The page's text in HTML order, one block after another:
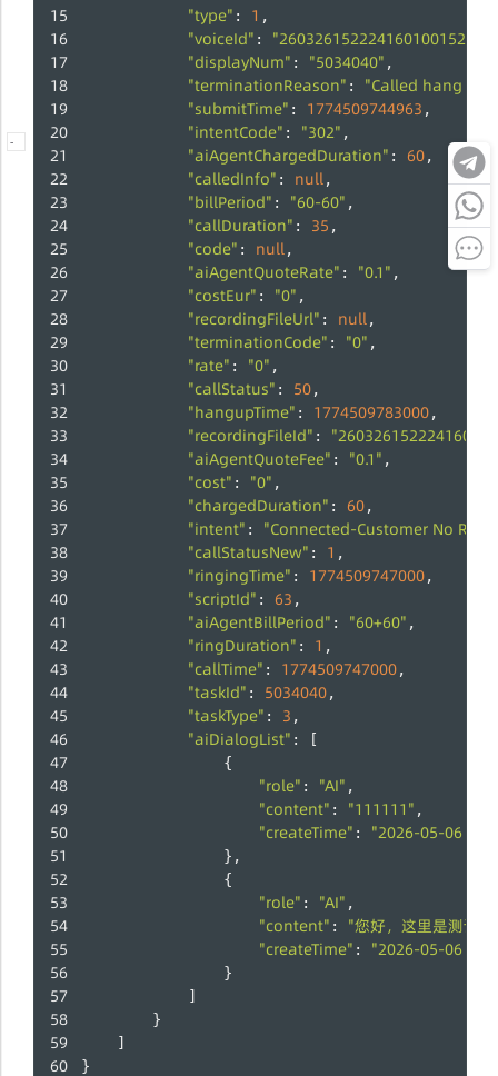
-
"type" : 1 ,
"voiceId" : "260326152224160100152"
"displayNum" : "5034040" ,
"terminationReason" : "Called hang up"
"submitTime" : 1774509744963 ,
"intentCode" : "302" ,
"aiAgentChargedDuration" : 60,
"calledInfo" : null,
"billPeriod" : "60-60" ,
"callDuration" : 35 ,
"code" : null,
"aiAgentQuoteRate" : "0.1" ,
"costEur" : "0" ,
"recordingFileUrl" : null,
"terminationCode" : "0" ,
"rate" : "0" ,
"callStatus" : 50,
"hangupTime" : 1774509783000,
"recordingFileId" :
"aiAgentQuoteFee" : "0.1" ,
"cost" : "0" ,
"chargedDuration" : 60,
"intent" : "Connected-Customer No
"callStatusNew" : 1 ,
"ringingTime" : 1774509747000,
"scriptId" : 63 ,
"aiAgentBillPeriod" : "60+60" ,
"ringDuration" : 1 ,
"callTime" : 1774509747000,
"taskId" : 5034040,
"taskType" : 3 ,
"aiDialogList" : [
                {
"role" : "AI" ,
"content" : "111111" ,
"createTime" : "2026-05-06
                },
                {
"role" : "AI" ,
"content" : "您好，这里是测试
"createTime" : "2026-05-06
                }
            ]
        }
    ]
}